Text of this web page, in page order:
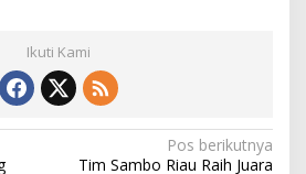
Ikuti Kami
Pos berikutnya
Tim Sambo Riau Raih Juara